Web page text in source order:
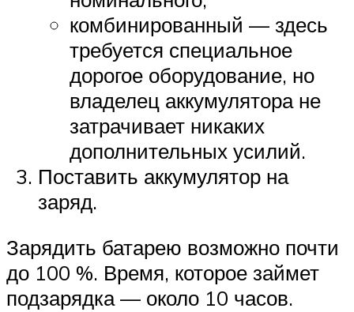
комбинированный — здесь
требуется специальное
дорогое оборудование, но
владелец аккумулятора не
затрачивает никаких
дополнительных усилий.
Поставить аккумулятор на
заряд.
Зарядить батарею возможно почти
до 100 %. Время, которое займет
подзарядка — около 10 часов.